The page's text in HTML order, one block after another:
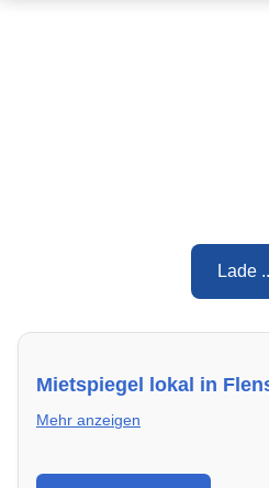
Lade
Mietspiegel lokal in
Mehr anzeigen
Erhalte einen Überblick über